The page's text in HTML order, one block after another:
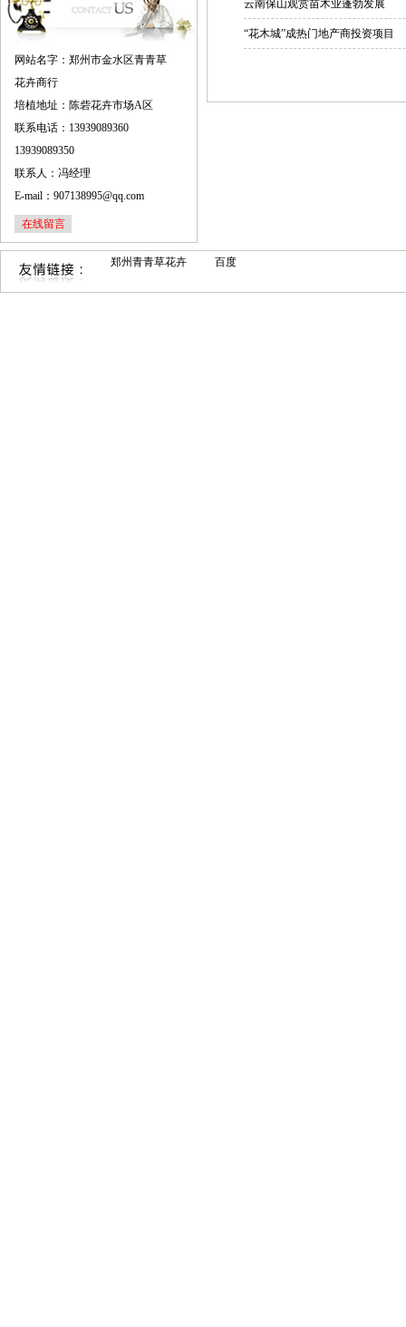
网站名字：郑州市金水区青青草
花卉商行
培植地址：陈砦花卉市场A区
联系电话：13939089360
13939089350
联系人：冯经理
E-mail：907138995@qq.com
在线留言
云南保山观赏苗木业蓬勃发展
“花木城”成热门地产商投资项目
郑州青青草花卉 百度